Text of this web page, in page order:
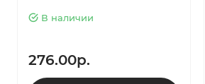
В наличии
276.00р.